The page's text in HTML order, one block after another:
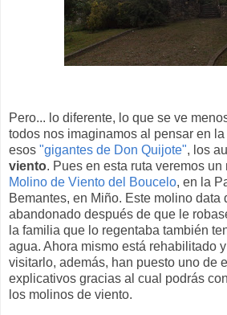
Pero... lo diferente, lo que se ve
todos nos imaginamos al pensar en
esos "gigantes de Don Quijote", los
viento. Pues en esta ruta veremos un
Molino de Viento del Boucelo, en la
Bemantes, en Miño. Este molino data
abandonado después de que le
la familia que lo regentaba también
agua. Ahora mismo está rehabilitado
visitarlo, además, han puesto uno de
explicativos gracias al cual podrás
los molinos de viento.